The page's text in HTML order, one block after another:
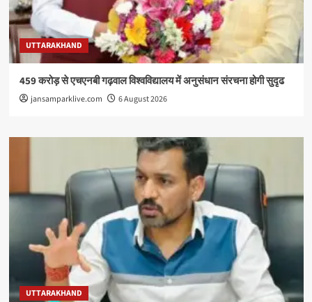
UTTARAKHAND
459 करोड़ से एचएनबी गढ़वाल विश्वविद्यालय में अनुसंधान संरचना होगी सुदृढ
jansamparklive.com 6 August 2026
UTTARAKHAND